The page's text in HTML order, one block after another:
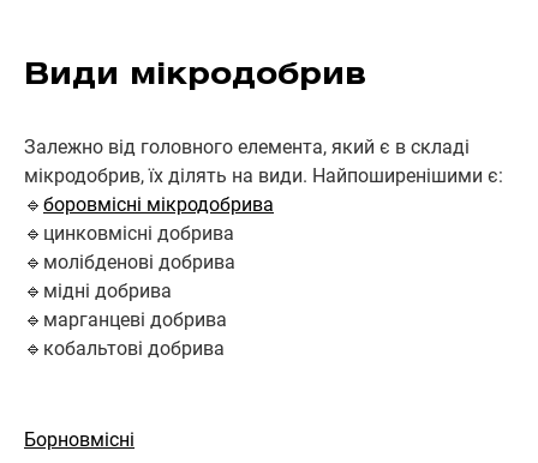
Види мікродобрив
Залежно від головного елемента, який є в складі
мікродобрив, їх ділять на види. Найпоширенішими є:
🔹 боровмісні мікродобрива
🔹цинковмісні добрива
🔹молібденові добрива
🔹мідні добрива
🔹марганцеві добрива
🔹кобальтові добрива
Борновмісні